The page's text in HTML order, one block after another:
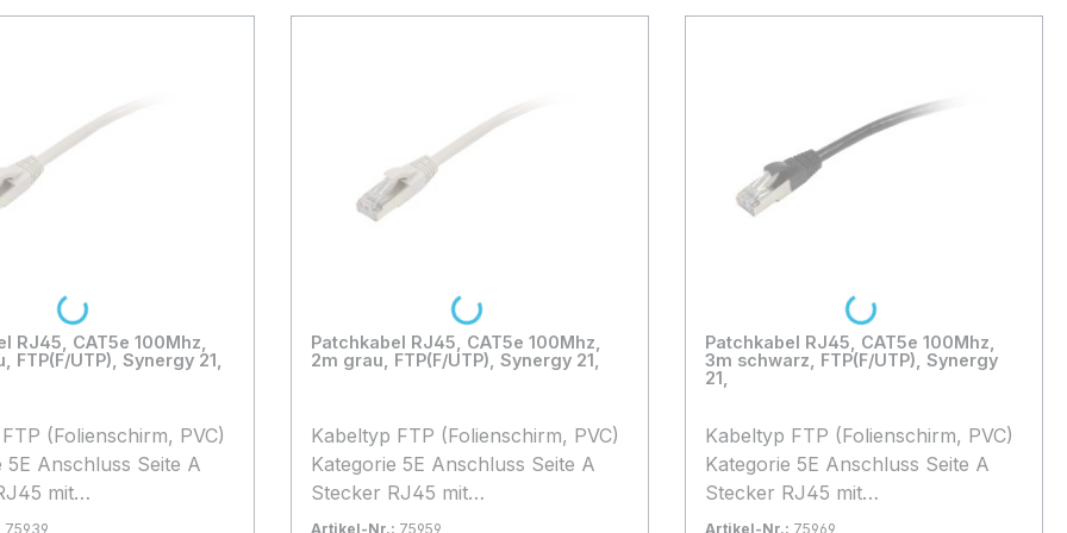
RJ45, CAT5e 100Mhz,
FTP(F/UTP), Synergy 21,
mit
Anschluss
75939
Loading...
Patchkabel RJ45, CAT5e 100Mhz,
2m grau, FTP(F/UTP), Synergy 21,
Kabeltyp FTP (Folienschirm, PVC)
Kategorie 5E Anschluss Seite A
Stecker RJ45 mit
Rasternasenschutz, Anschluss
Artikel-Nr.: 75959
Loading...
Patchkabel RJ45, CAT5e 100Mhz,
3m schwarz, FTP(F/UTP), Synergy
21,
Kabeltyp FTP (Folienschirm, PVC)
Kategorie 5E Anschluss Seite A
Stecker RJ45 mit
Rasternasenschutz, Anschluss
Artikel-Nr.: 75969
Loading...